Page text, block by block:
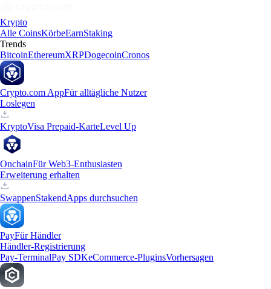
Krypto
Alle CoinsKörbeEarnStaking
Trends
BitcoinEthereumXRPDogecoinCronos
Crypto.com AppFür alltägliche Nutzer
Loslegen
KryptoVisa Prepaid-KarteLevel Up
OnchainFür Web3-Enthusiasten
Erweiterung erhalten
SwappenStakendApps durchsuchen
PayFür Händler
Händler-Registrierung
Pay-TerminalPay SDKeCommerce-PluginsVorhersagen